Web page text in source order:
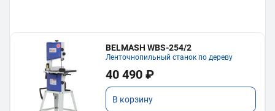
BELMASH WBS-254/2
Ленточнопильный станок по дереву
40 490 ₽
В корзину